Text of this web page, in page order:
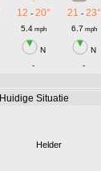
12 - 20° 21 - 23°
5.4mph 6.7 mph
N
N
-
-
Huidige Situatie
Helder